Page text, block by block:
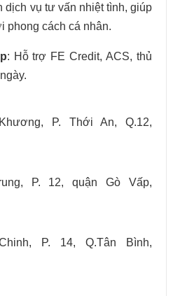
dịch vụ tư vấn nhiệt tình, giúp
phong cách cá nhân.
: Hỗ trợ FE Credit, ACS, thủ
P. Thới An, Q.12,
P. 12, quận Gò Vấp,
P. 14, Q.Tân Bình,